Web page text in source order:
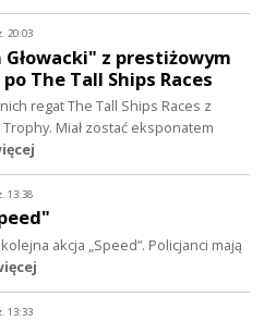
20:03
z prestiżowym
The Tall Ships Races
regat The Tall Ships Races z
Miał zostać eksponatem
13:38
akcja „Speed”. Policjanci mają
13:33